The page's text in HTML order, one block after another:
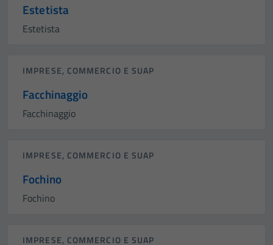
Estetista
Estetista
IMPRESE, COMMERCIO E SUAP
Facchinaggio
Facchinaggio
IMPRESE, COMMERCIO E SUAP
Fochino
Fochino
IMPRESE, COMMERCIO E SUAP